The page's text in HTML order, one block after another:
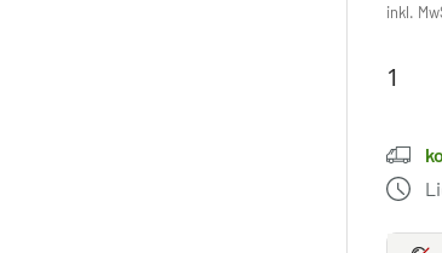
inkl.